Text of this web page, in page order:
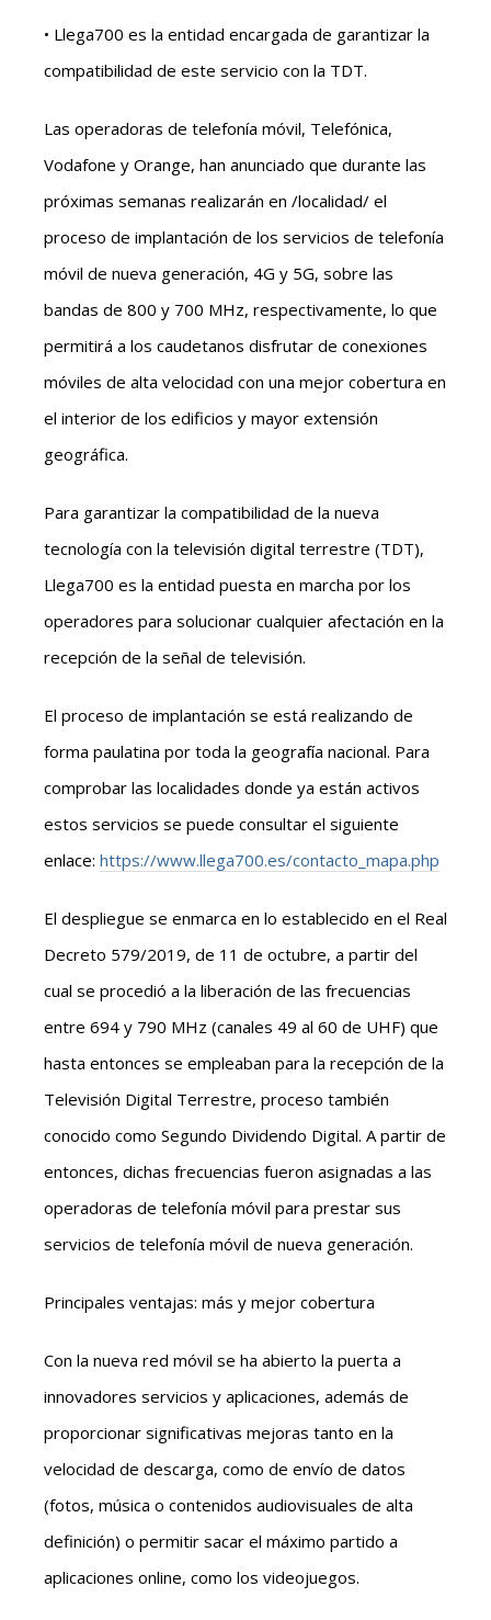
• Llega700 es la entidad encargada de garantizar la
compatibilidad de este servicio con la TDT.
Las operadoras de telefonía móvil, Telefónica,
Vodafone y Orange, han anunciado que durante las
próximas semanas realizarán en /localidad/ el
proceso de implantación de los servicios de telefonía
móvil de nueva generación, 4G y 5G, sobre las
bandas de 800 y 700 MHz, respectivamente, lo que
permitirá a los caudetanos disfrutar de conexiones
móviles de alta velocidad con una mejor cobertura en
el interior de los edificios y mayor extensión
geográfica.
Para garantizar la compatibilidad de la nueva
tecnología con la televisión digital terrestre (TDT),
Llega700 es la entidad puesta en marcha por los
operadores para solucionar cualquier afectación en la
recepción de la señal de televisión.
El proceso de implantación se está realizando de
forma paulatina por toda la geografía nacional. Para
comprobar las localidades donde ya están activos
estos servicios se puede consultar el siguiente
enlace: https://www.llega700.es/contacto_mapa.php
El despliegue se enmarca en lo establecido en el Real
Decreto 579/2019, de 11 de octubre, a partir del
cual se procedió a la liberación de las frecuencias
entre 694 y 790 MHz (canales 49 al 60 de UHF) que
hasta entonces se empleaban para la recepción de la
Televisión Digital Terrestre, proceso también
conocido como Segundo Dividendo Digital. A partir de
entonces, dichas frecuencias fueron asignadas a las
operadoras de telefonía móvil para prestar sus
servicios de telefonía móvil de nueva generación.
Principales ventajas: más y mejor cobertura
Con la nueva red móvil se ha abierto la puerta a
innovadores servicios y aplicaciones, además de
proporcionar significativas mejoras tanto en la
velocidad de descarga, como de envío de datos
(fotos, música o contenidos audiovisuales de alta
definición) o permitir sacar el máximo partido a
aplicaciones online, como los videojuegos.